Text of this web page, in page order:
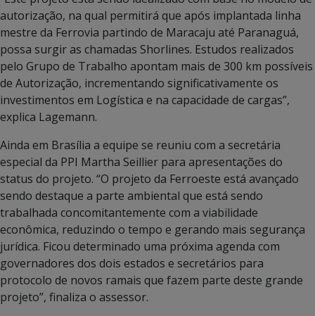
autorização, na qual permitirá que após implantada linha
mestre da Ferrovia partindo de Maracaju até Paranaguá,
possa surgir as chamadas Shorlines. Estudos realizados
pelo Grupo de Trabalho apontam mais de 300 km possíveis
de Autorização, incrementando significativamente os
investimentos em Logística e na capacidade de cargas”,
explica Lagemann.
Ainda em Brasília a equipe se reuniu com a secretária
especial da PPI Martha Seillier para apresentações do
status do projeto. “O projeto da Ferroeste está avançado
sendo destaque a parte ambiental que está sendo
trabalhada concomitantemente com a viabilidade
econômica, reduzindo o tempo e gerando mais segurança
jurídica. Ficou determinado uma próxima agenda com
governadores dos dois estados e secretários para
protocolo de novos ramais que fazem parte deste grande
projeto”, finaliza o assessor.